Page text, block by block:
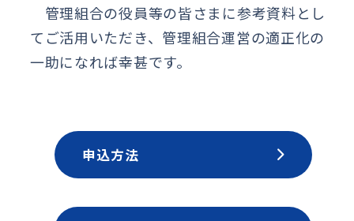
管理組合の役員等の皆さまに参考資料とし
てご活用いただき、管理組合運営の適正化の
一助になれば幸甚です。
申込方法